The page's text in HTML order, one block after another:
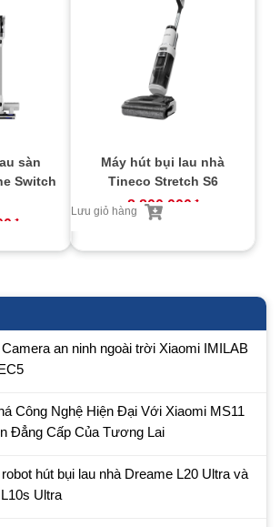
sàn
Switch
₫
Máy hút bụi lau nhà
Tineco Stretch S6
8.800.000 ₫
Lưu giỏ hàng
an ninh ngoài trời Xiaomi IMILAB
Công Nghệ Hiện Đại Với Xiaomi MS11
Đẳng Cấp Của Tương Lai
hút bụi lau nhà Dreame L20 Ultra và
Ultra